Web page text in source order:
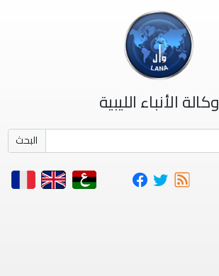
وكالة الأنباء الليبية
البحث